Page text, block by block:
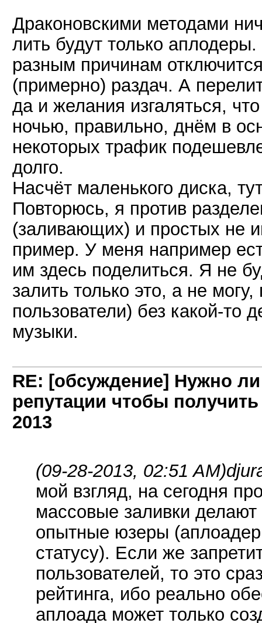
Драконовскими методами
лить будут только
разным причинам
(примерно) раздач. А
да и желания изгаляться,
ночью, правильно, днём в
некоторых трафик
долго.
Насчёт маленького диска,
Повторюсь, я против
(заливающих) и простых не
пример. У меня например
им здесь поделиться. Я не
залить только это, а не
пользователи) без какой-то
музыки.
RE: [обсуждение] Нужно
репутации чтобы
2013
(09-28-2013, 02:51 AM)
мой взгляд, на сегодня
массовые заливки
опытные юзеры
статусу). Если же
пользователей, то это
рейтинга, ибо реально
аплоада может только